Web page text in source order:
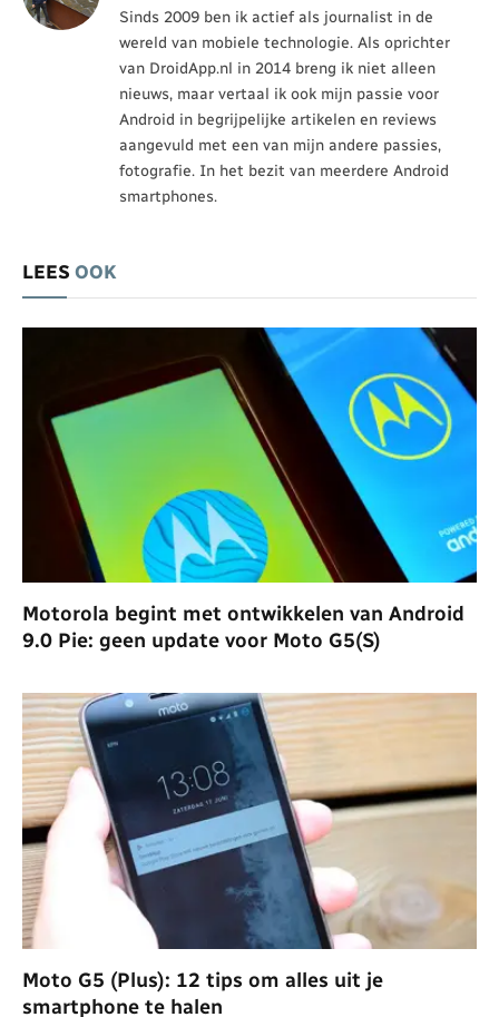
Sinds 2009 ben ik actief als journalist in de
wereld van mobiele technologie. Als oprichter
van DroidApp.nl in 2014 breng ik niet alleen
nieuws, maar vertaal ik ook mijn passie voor
Android in begrijpelijke artikelen en reviews
aangevuld met een van mijn andere passies,
fotografie. In het bezit van meerdere Android
smartphones.
LEES OOK
Motorola begint met ontwikkelen van Android
9.0 Pie: geen update voor Moto G5(S)
Moto G5 (Plus): 12 tips om alles uit je
smartphone te halen